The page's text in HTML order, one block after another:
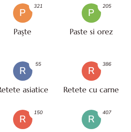
P
Paşte
321
P
Paste si orez
205
R
asiatice
55
R
Retete cu carne
386
R
150
R
407